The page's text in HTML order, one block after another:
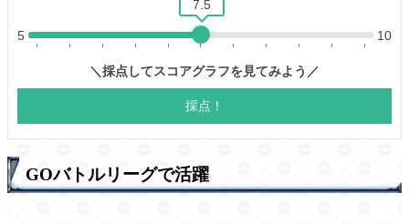
GOバトルリーグで活躍